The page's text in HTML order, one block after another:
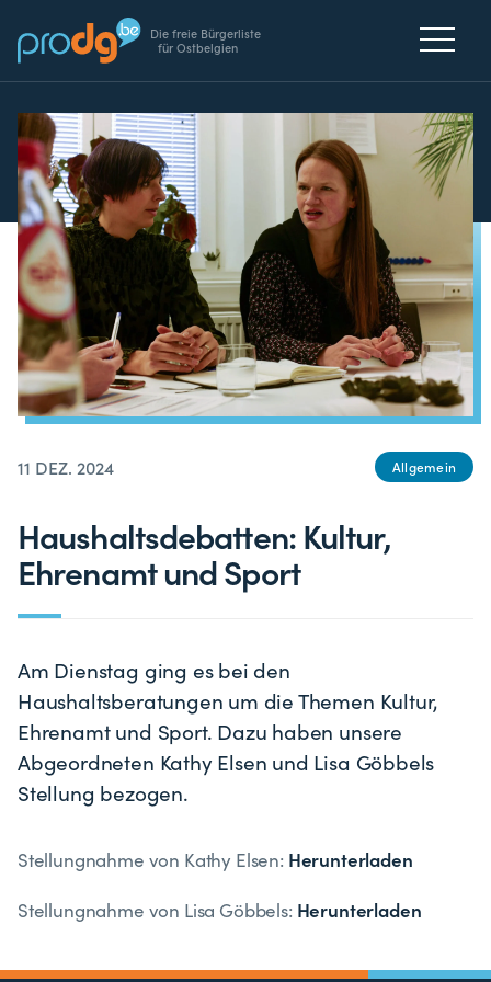
Die freie Bürgerliste
für Ostbelgien
11 DEZ. 2024 Allgemein
Haushaltsdebatten: Kultur,
Ehrenamt und Sport
Am Dienstag ging es bei den
Haushaltsberatungen um die Themen Kultur,
Ehrenamt und Sport. Dazu haben unsere
Abgeordneten Kathy Elsen und Lisa Göbbels
Stellung bezogen.
Stellungnahme von Kathy Elsen: Herunterladen
Stellungnahme von Lisa Göbbels: Herunterladen